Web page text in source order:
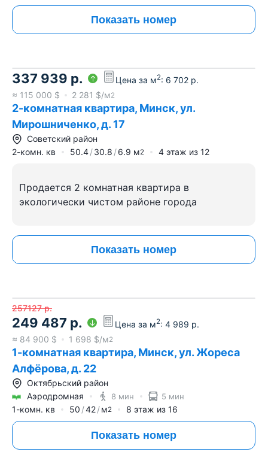
Показать номер
337 939 р. Цена за м2: 6 702 р.
≈ 115 000 $ 2 281 $/м2
2-комнатная квартира, Минск, ул.
Мирошниченко, д. 17
Советский район
2-комн. кв
50.4 30.8 6.9 м2 4 этаж из 12
Продается 2 комнатная квартира в
экологически чистом районе города
Показать номер
257127 р.
249 487 р. Цена за м2: 4 989 р.
≈ 84 900 $ 1 698 $/м2
1-комнатная квартира, Минск, ул. Жореса
Алфёрова, д. 22
Октябрьский район
Аэродромная
8 мин 5 мин
1-комн. кв 50 42 м2 8 этаж из 16
Показать номер